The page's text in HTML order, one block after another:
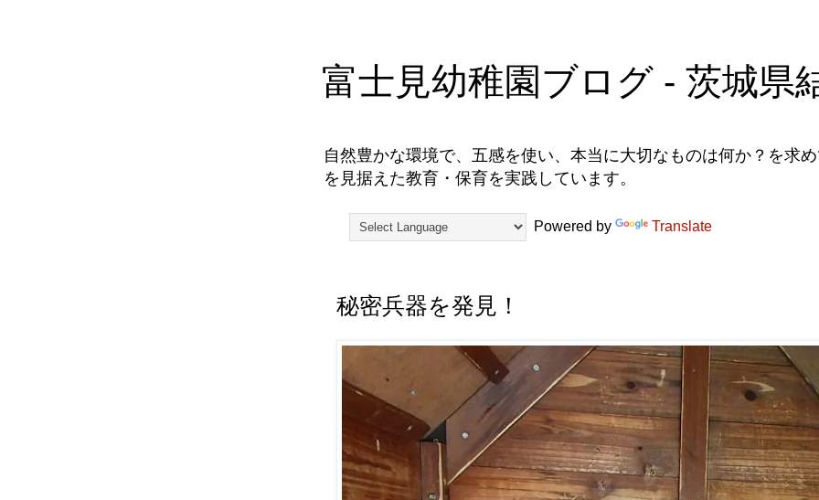
富士見幼稚園ブログ - 茨城県
自然豊かな環境で、五感を使い、本当に大切なものは何か？を求
を見据えた教育・保育を実践しています。
Powered by Translate
秘密兵器を発見！